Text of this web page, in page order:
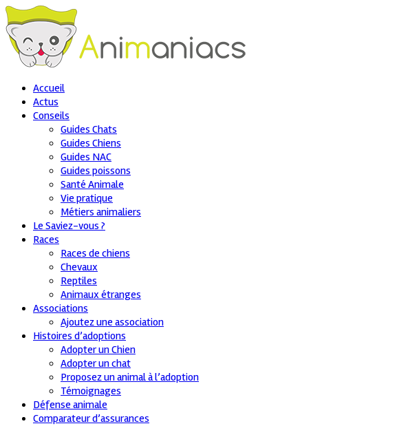
Accueil
Actus
Conseils
Guides Chats
Guides Chiens
Guides NAC
Guides poissons
Santé Animale
Vie pratique
Métiers animaliers
Le Saviez-vous ?
Races
Races de chiens
Chevaux
Reptiles
Animaux étranges
Associations
Ajoutez une association
Histoires d’adoptions
Adopter un Chien
Adopter un chat
Proposez un animal à l’adoption
Témoignages
Défense animale
Comparateur d’assurances